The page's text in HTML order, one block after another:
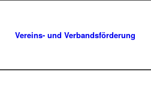
Vereins- und Verbandsförderung